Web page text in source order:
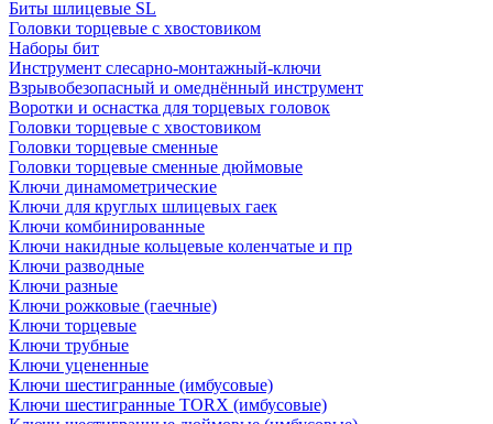
Биты шлицевые SL
Головки торцевые с хвостовиком
Наборы бит
Инструмент слесарно-монтажный-ключи
Взрывобезопасный и омеднённый инструмент
Воротки и оснаcтка для торцевых головок
Головки торцевые с хвостовиком
Головки торцевые сменные
Головки торцевые сменные дюймовые
Ключи динамометрические
Ключи для круглых шлицевых гаек
Ключи комбинированные
Ключи накидные кольцевые коленчатые и пр
Ключи разводные
Ключи разные
Ключи рожковые (гаечные)
Ключи торцевые
Ключи трубные
Ключи уцененные
Ключи шестигранные (имбусовые)
Ключи шестигранные TORX (имбусовые)